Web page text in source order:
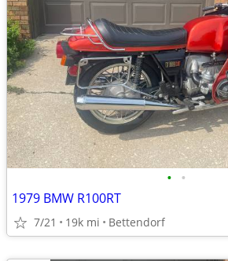
• •
1979 BMW R100RT
7/21 19k mi Bettendorf